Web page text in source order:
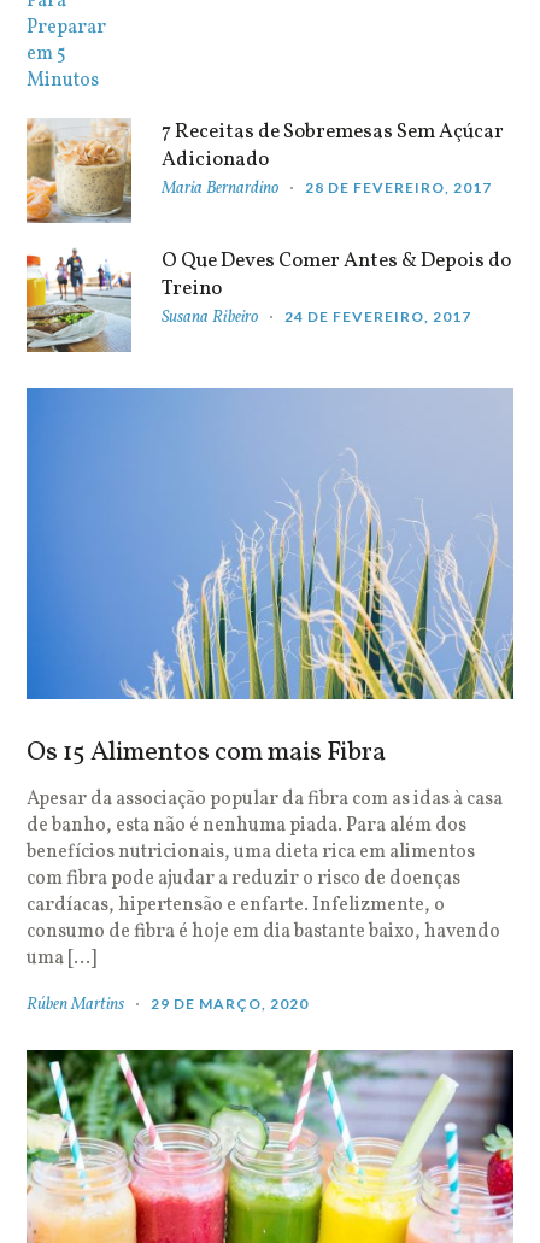
7 Receitas de Sobremesas Sem Açúcar
Adicionado
Maria Bernardino 28 DE FEVEREIRO, 2017
O Que Deves Comer Antes & Depois do
Treino
Susana Ribeiro 24 DE FEVEREIRO, 2017
Os 15 Alimentos com mais Fibra
Apesar da associação popular da fibra com as idas à casa
de banho, esta não é nenhuma piada. Para além dos
benefícios nutricionais, uma dieta rica em alimentos
com fibra pode ajudar a reduzir o risco de doenças
cardíacas, hipertensão e enfarte. Infelizmente, o
consumo de fibra é hoje em dia bastante baixo, havendo
uma […]
Rúben Martins 29 DE MARÇO, 2020